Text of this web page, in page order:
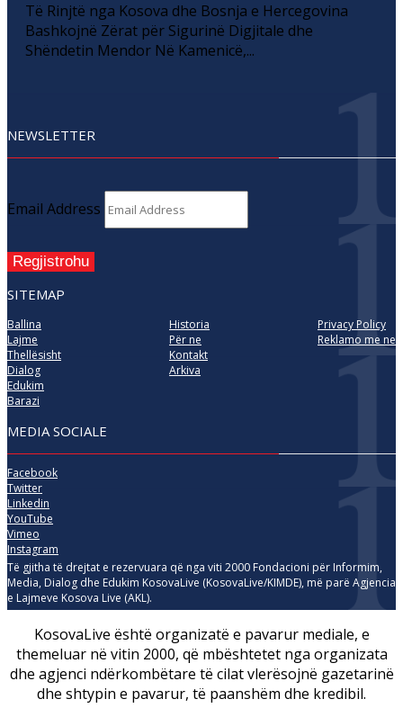
Të Rinjtë nga Kosova dhe Bosnja e Hercegovina
Bashkojnë Zërat për Sigurinë Digjitale dhe
Shëndetin Mendor Në Kamenicë,...
NEWSLETTER
Email Address
Regjistrohu
SITEMAP
Ballina
Lajme
Thellësisht
Dialog
Edukim
Barazi
Historia
Për ne
Kontakt
Arkiva
Privacy Policy
Reklamo me ne
MEDIA SOCIALE
Facebook
Twitter
Linkedin
YouTube
Vimeo
Instagram
Të gjitha të drejtat e rezervuara që nga viti 2000 Fondacioni për Informim,
Media, Dialog dhe Edukim KosovaLive (KosovaLive/KIMDE), më parë Agjencia
e Lajmeve Kosova Live (AKL).
KosovaLive është organizatë e pavarur mediale, e
themeluar në vitin 2000, që mbështetet nga organizata
dhe agjenci ndërkombëtare të cilat vlerësojnë gazetarinë
dhe shtypin e pavarur, të paanshëm dhe kredibil.